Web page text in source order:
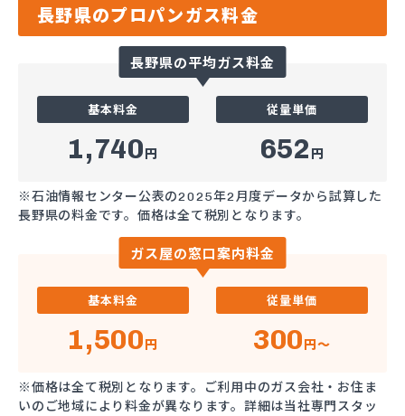
長野県のプロパンガス料金
長野県の平均ガス料金
基本料金
1,740円
従量単価
652 円
※石油情報センター公表の2025年2月度データから試算した
長野県の料金です。価格は全て税別となります。
ガス屋の窓口案内料金
基本料金
1,500円
従量単価
300円～
※価格は全て税別となります。ご利用中のガス会社・お住ま
いのご地域により料金が異なります。詳細は当社専門スタッ